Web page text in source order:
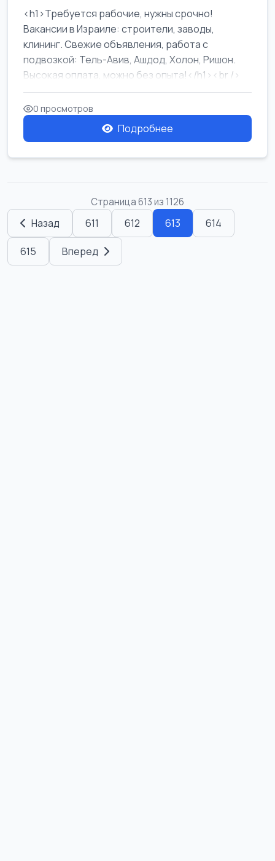
<h1>Требуется рабочие, нужны срочно!
Вакансии в Израиле: строители, заводы,
клининг. Свежие объявления, работа с
подвозкой: Тель-Авив, Ашдод, Холон, Ришон.
Высокая оплата, можно без опыта!</h1><br />
...
0 просмотров
Подробнее
Страница 613 из 1126
Назад 611 612 613 614
615 Вперед